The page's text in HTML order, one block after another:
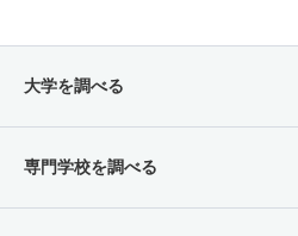
大学を調べる
専門学校を調べる